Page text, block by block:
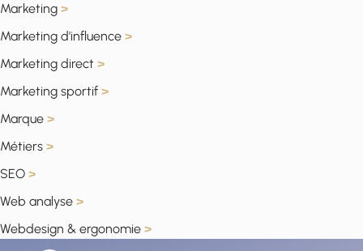
Marketing >
Marketing d'influence >
Marketing direct >
Marketing sportif >
Marque >
Métiers >
SEO >
Web analyse >
Webdesign & ergonomie >